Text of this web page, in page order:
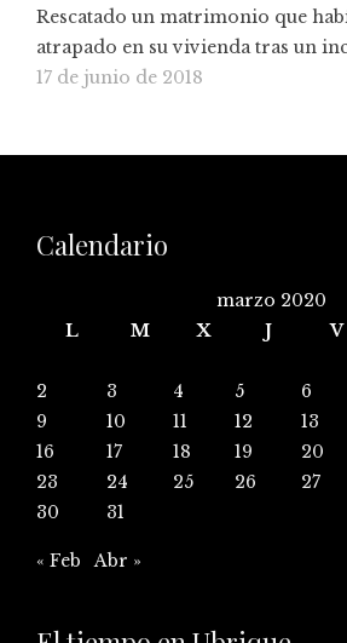
Rescatado un matrimonio que
atrapado en su vivienda tras un
17 de junio de 2018
Calendario
marzo 2020
L
M X J V
2
3 4 5 6
9
10 11 12 13
16
17 18 19 20
23
24 25 26 27
30
31
« Feb Abr »